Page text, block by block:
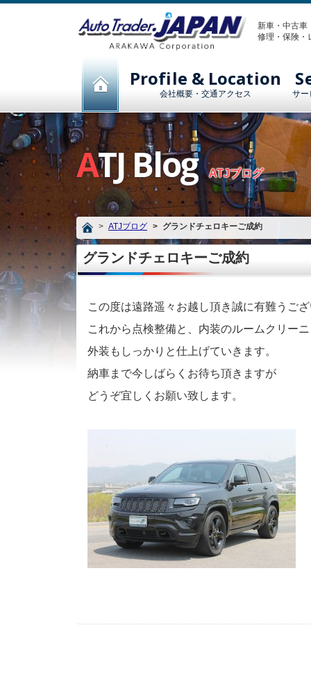
新車・中古
修理・保険・
Profile & Location
会社概要・交通アクセス サー
ATJ Blog ATJブログ
ATJブログ グランドチェロキーご成約
グランドチェロキーご成約
この度は遠路遥々お越し頂き誠に有難うご
これから点検整備と、内装のルームクリー
外装もしっかりと仕上げていきます。
納車まで今しばらくお待ち頂きますが
どうぞ宜しくお願い致します。